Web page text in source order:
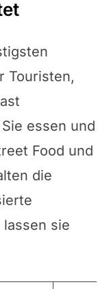
Touristen,
essen und
Food und
die
sie